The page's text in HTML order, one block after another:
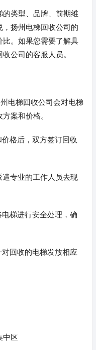
类型、品牌、前期维
扬州电梯回收公司的
。如果您需要了解具
公司的客服人员。
电梯回收公司会对电梯
案和价格。
格后，双方签订回收
专业的工作人员去现
梯进行安全处理，确
回收的电梯发放相应
中区